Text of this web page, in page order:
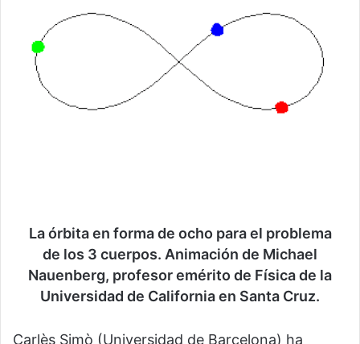
La órbita en forma de ocho para el problema
de los 3 cuerpos. Animación de Michael
Nauenberg, profesor emérito de Física de la
Universidad de California en Santa Cruz.
Carlès Simò (Universidad de Barcelona) ha